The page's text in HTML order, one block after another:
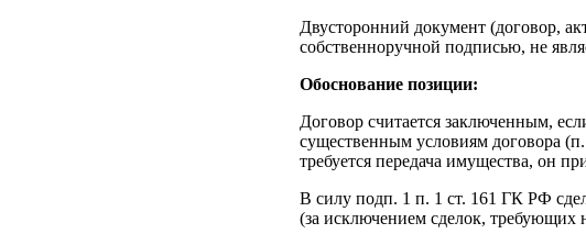
Двусторонний документ (договор,
собственноручной подписью, не
Обоснование позиции:
Договор считается заключенным,
существенным условиям договора
требуется передача имущества, он
В силу подп. 1 п. 1 ст. 161 ГК РФ
(за исключением сделок, требующих